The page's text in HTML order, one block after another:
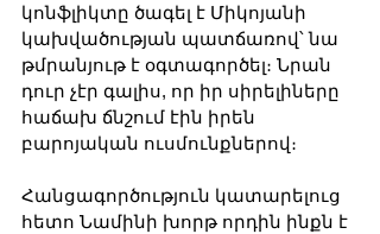
կոնֆլիկտը ծագել է Միկոյանի
կախվածության պատճառով՝ նա
թմրանյութ է օգտագործել։ Նրան
դուր չէր գալիս, որ իր սիրելիները
հաճախ ճնշում էին իրեն
բարոյական ուսմունքներով։
Հանցագործություն կատարելուց
հետո Նամինի խորթ որդին ինքն է